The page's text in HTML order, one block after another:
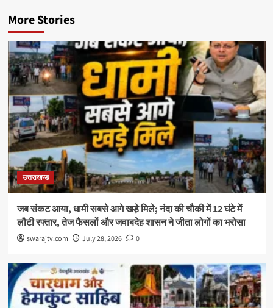
More Stories
उत्तराखण्ड
जब संकट आया, धामी सबसे आगे खड़े मिले; नंदा की चौकी में 12 घंटे में
लौटी रफ्तार, तेज फैसलों और जवाबदेह शासन ने जीता लोगों का भरोसा
swarajtv.com July 28, 2026 0